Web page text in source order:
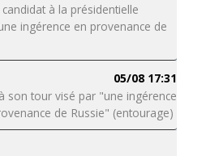
à la présidentielle
ingérence en provenance de
05/08 17:31
son tour visé par "une ingérence
de Russie" (entourage)